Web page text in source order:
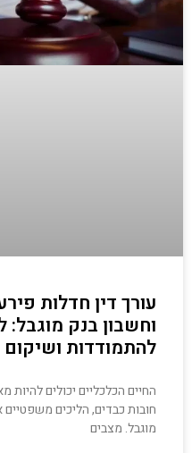
עורך דין חדלות
וחשבון בנק מוגבל:
להתמודדות ושיקום
החיים הכלכליים יכולים
חובות כבדים, הליכים
מוגבל. מצבים